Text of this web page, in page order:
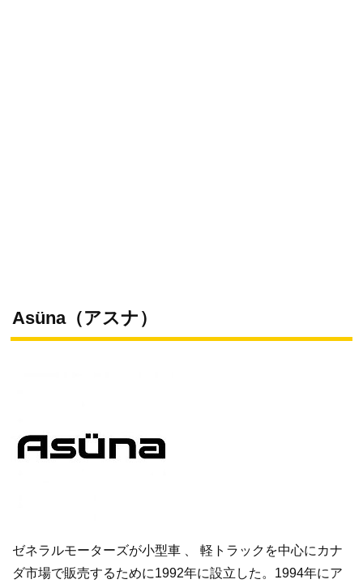
Asüna（アスナ）
ゼネラルモーターズが小型車 、 軽トラックを中心にカナ
ダ市場で販売するために1992年に設立した。1994年にア